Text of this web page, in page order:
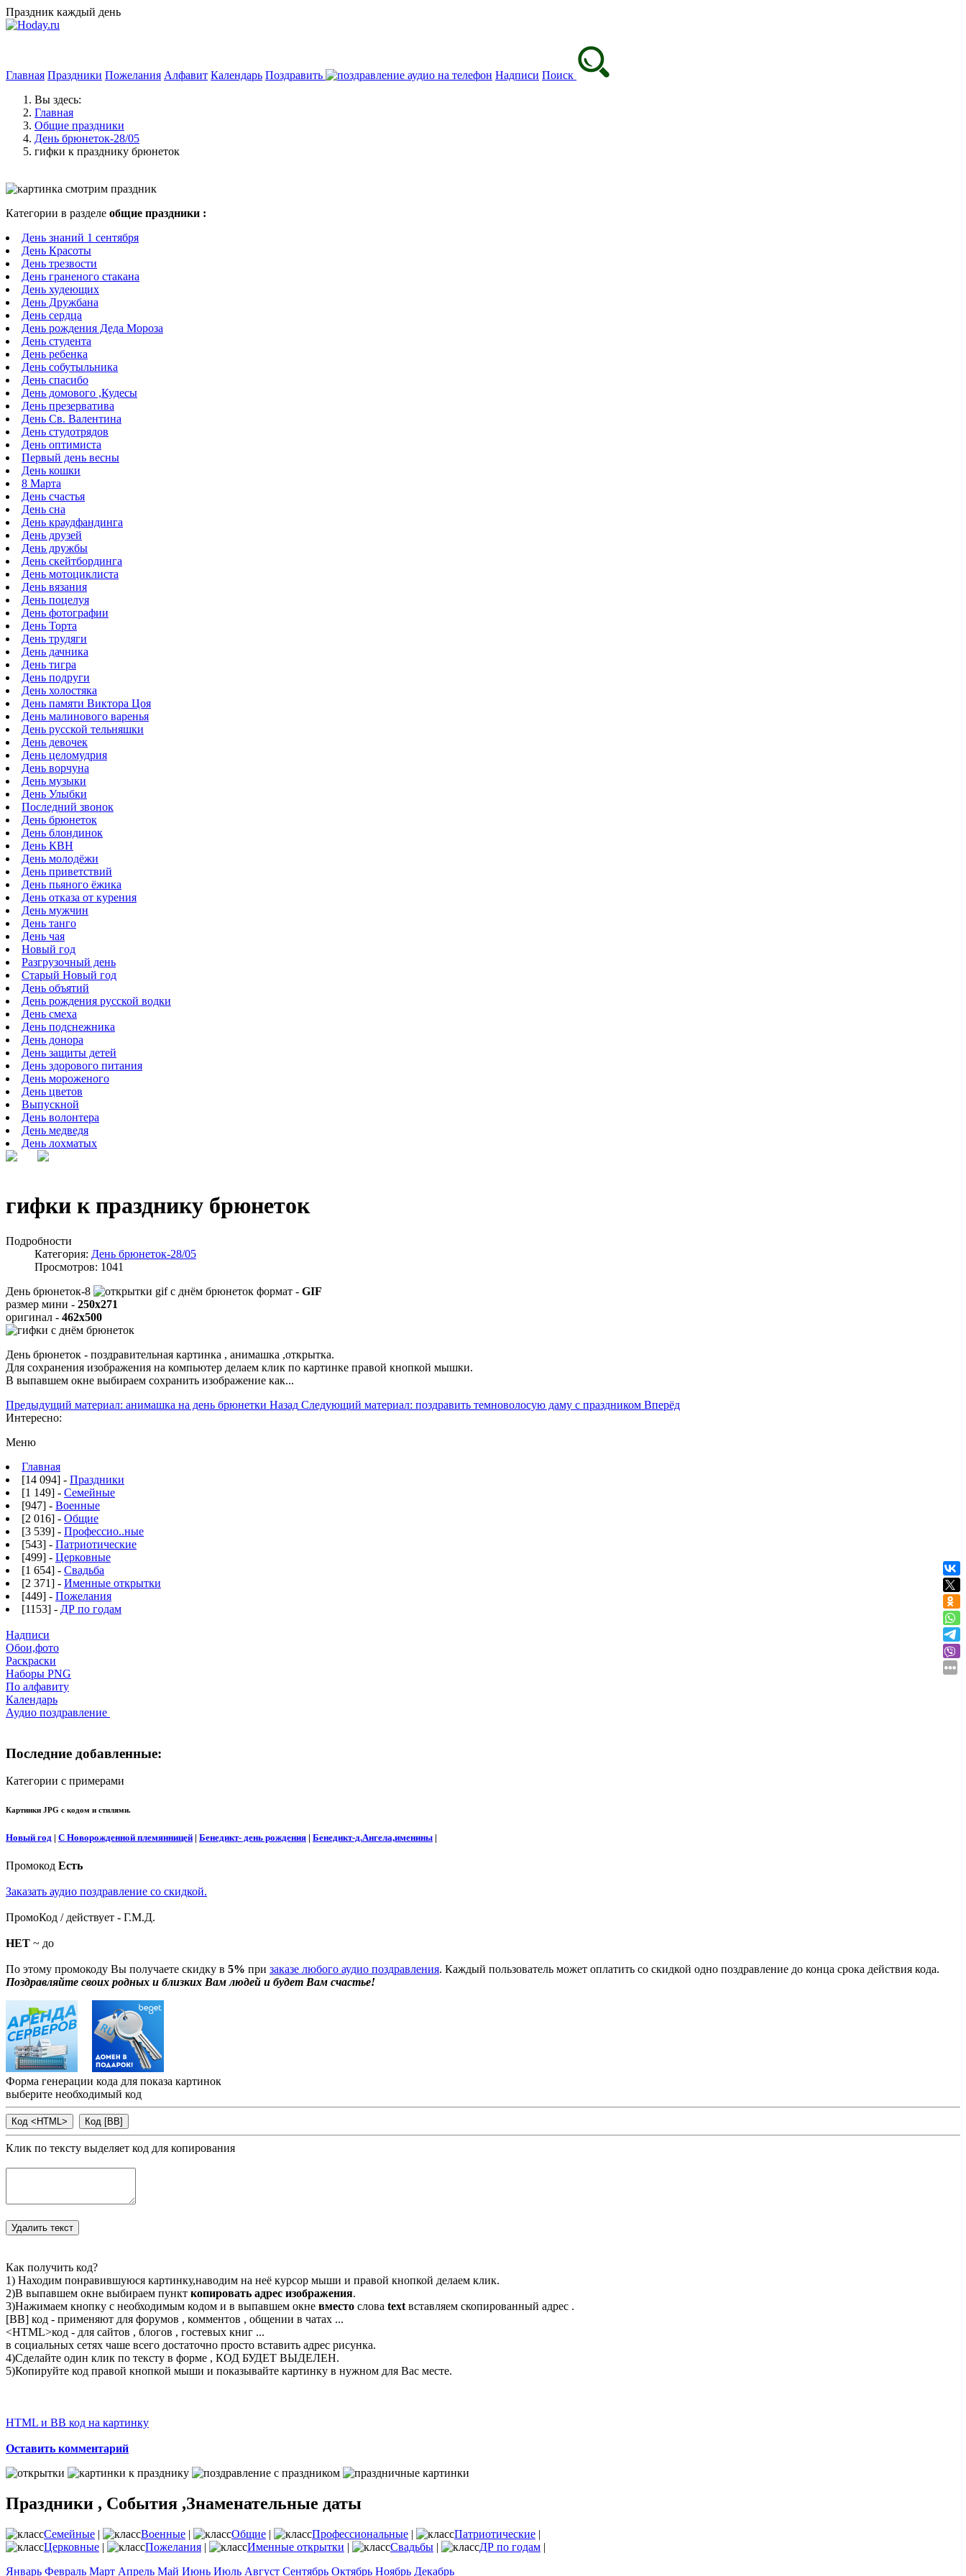
Праздник каждый день
Главная Праздники Пожелания Алфавит Календарь Поздравить Надписи Поиск
Вы здесь:
Главная
Общие праздники
День брюнеток-28/05
гифки к празднику брюнеток
Категории в разделе общие праздники :
День знаний 1 сентября
День Красоты
День трезвости
День граненого стакана
День худеющих
День Дружбана
День сердца
День рождения Деда Мороза
День студента
День ребенка
День собутыльника
День спасибо
День домового ,Кудесы
День презерватива
День Св. Валентина
День студотрядов
День оптимиста
Первый день весны
День кошки
8 Марта
День счастья
День сна
День краудфандинга
День друзей
День дружбы
День скейтбординга
День мотоциклиста
День вязания
День поцелуя
День фотографии
День Торта
День трудяги
День дачника
День тигра
День подруги
День холостяка
День памяти Виктора Цоя
День малинового варенья
День русской тельняшки
День девочек
День целомудрия
День ворчуна
День музыки
День Улыбки
Последний звонок
День брюнеток
День блондинок
День КВН
День молодёжи
День приветствий
День пьяного ёжика
День отказа от курения
День мужчин
День танго
День чая
Новый год
Разгрузочный день
Старый Новый год
День объятий
День рождения русской водки
День смеха
День подснежника
День донора
День защиты детей
День здорового питания
День мороженого
День цветов
Выпускной
День волонтера
День медведя
День лохматых
гифки к празднику брюнеток
Подробности
Категория: День брюнеток-28/05
Просмотров: 1041
День брюнеток-8
формат - GIF
размер мини - 250x271
оригинал - 462x500
День брюнеток - поздравительная картинка , анимашка ,открытка.
Для сохранения изображения на компьютер делаем клик по картинке правой кнопкой мышки.
В выпавшем окне выбираем сохранить изображение как...
Предыдущий материал: анимашка на день брюнетки Назад Следующий материал: поздравить темноволосую даму с праздником Вперёд
Интересно:
Меню
Главная
[14 094] - Праздники
[1 149] - Семейные
[947] - Военные
[2 016] - Общие
[3 539] - Профессио..ные
[543] - Патриотические
[499] - Церковные
[1 654] - Свадьба
[2 371] - Именные открытки
[449] - Пожелания
[1153] - ДР по годам
Надписи
Обои,фото
Раскраски
Наборы PNG
По алфавиту
Календарь
Аудио поздравление
Последние добавленные:
Категории с примерами
Картинки JPG с кодом и стилями.
Новый год | С Новорожденной племянницей | Бенедикт- день рождения | Бенедикт-д.Ангела,именины |
Промокод Есть
Заказать аудио поздравление со скидкой.
ПромоКод / действует - Г.М.Д.
НЕТ ~ до
По этому промокоду Вы получаете скидку в 5% при заказе любого аудио поздравления. Каждый пользователь может оплатить со скидкой одно поздравление до конца срока действия кода.
Поздравляйте своих родных и близких Вам людей и будет Вам счастье!
Форма генерации кода для показа картинок
выберите необходимый код
Клик по тексту выделяет код для копирования
Как получить код?
1) Находим понравившуюся картинку,наводим на неё курсор мыши и правой кнопкой делаем клик.
2)В выпавшем окне выбираем пункт копировать адрес изображения.
3)Нажимаем кнопку с необходимым кодом и в выпавшем окне вместо слова textвставляем скопированный адрес .
[BB] код - применяют для форумов , комментов , общении в чатах ...
<HTML>код - для сайтов , блогов , гостевых книг ...
в социальных сетях чаше всего достаточно просто вставить адрес рисунка.
4)Сделайте один клик по тексту в форме , КОД БУДЕТ ВЫДЕЛЕН.
5)Копируйте код правой кнопкой мыши и показывайте картинку в нужном для Вас месте.
HTML и BB код на картинку
Оставить комментарий
Праздники , События ,Знаменательные даты
Семейные | Военные | Общие | Профессиональные | Патриотические |
Церковные | Пожелания | Именные открытки | Свадьбы | ДР по годам |
Январь Февраль Март Апрель Май Июнь Июль Август Сентябрь Октябрь Ноябрь Декабрь